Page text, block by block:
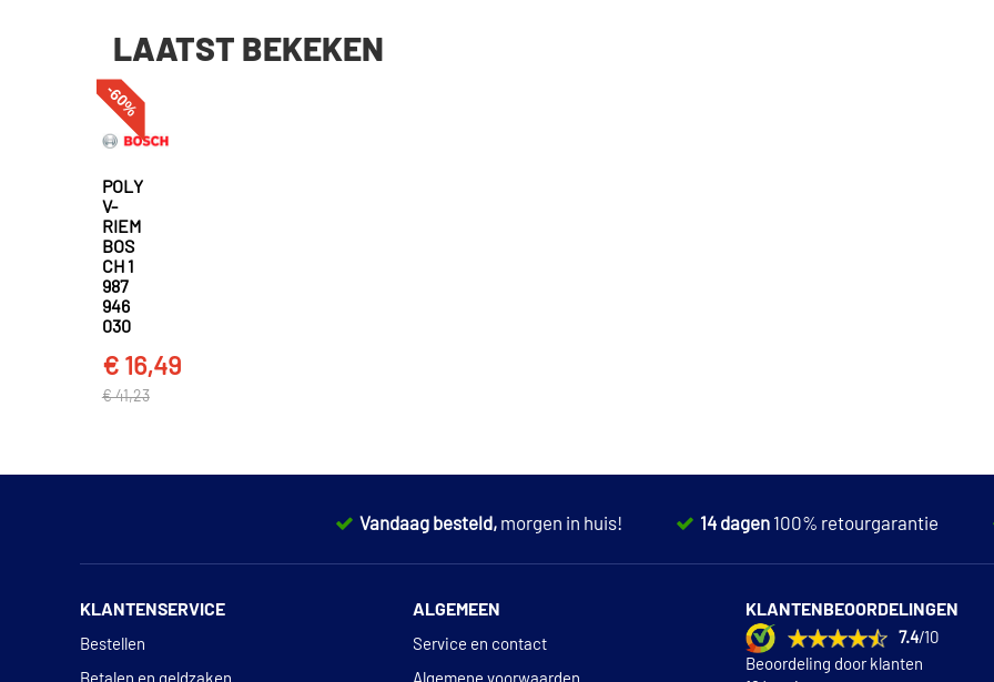
LAATST BEKEKEN
-60%
POLY
V-
RIEM
BOS
CH 1
987
946
030
€ 16,49
€ 41,23
Vandaag besteld, morgen in huis! 14 dagen 100% retourgarantie
KLANTENSERVICE
Bestellen
ALGEMEEN
Service en contact
KLANTENBEOORDELINGEN
7.4/10
Beoordeling door klanten